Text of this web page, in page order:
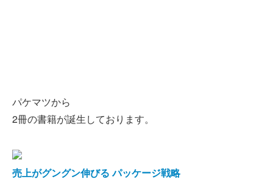
パケマツから
2冊の書籍が誕生しております。
売上がグングン伸びる パッケージ戦略